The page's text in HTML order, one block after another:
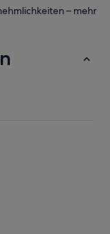
– mehr